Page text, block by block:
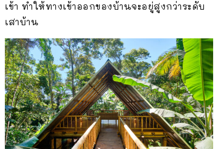
เข้า ทำให้ทางเข้าออกของบ้านจะอยู่สูงกว่าระดับ
เสาบ้าน